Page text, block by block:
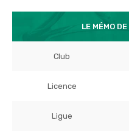
LE MÉMO
Club
Licence
Ligue